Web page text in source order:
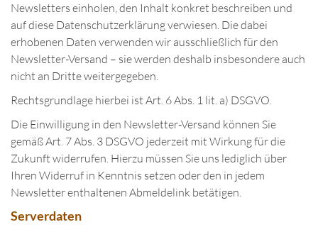
Newsletters einholen, den Inhalt konkret beschreiben und
auf diese Datenschutzerklärung verwiesen. Die dabei
erhobenen Daten verwenden wir ausschließlich für den
Newsletter-Versand – sie werden deshalb insbesondere auch
nicht an Dritte weitergegeben.
Rechtsgrundlage hierbei ist Art. 6 Abs. 1 lit. a) DSGVO.
Die Einwilligung in den Newsletter-Versand können Sie
gemäß Art. 7 Abs. 3 DSGVO jederzeit mit Wirkung für die
Zukunft widerrufen. Hierzu müssen Sie uns lediglich über
Ihren Widerruf in Kenntnis setzen oder den in jedem
Newsletter enthaltenen Abmeldelink betätigen.
Serverdaten